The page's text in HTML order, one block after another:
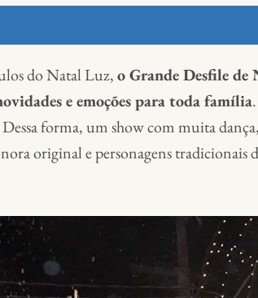
do Natal Luz,o Grande Desfile de
e emoções para toda família
forma, um show com muita
original e personagens tradicionais